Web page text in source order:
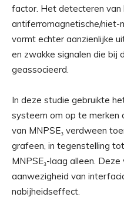
factor. Het detecteren
antiferromagnetische/niet-
vormt echter aanzienlijke
en zwakke signalen die bij
geassocieerd.
In deze studie gebruikte
systeem om op te merken
van MNPSE₃ verdween
grafeen, in tegenstelling
MNPSE₃-laag alleen.
aanwezigheid van
nabijheidseffect.